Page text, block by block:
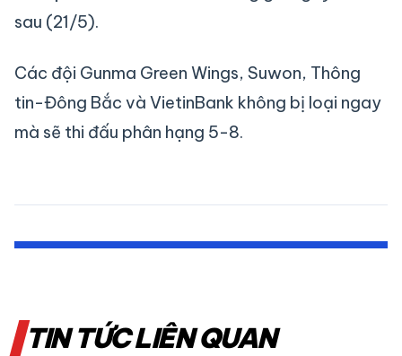
sau (21/5).
Các đội Gunma Green Wings, Suwon, Thông
tin-Đông Bắc và VietinBank không bị loại ngay
mà sẽ thi đấu phân hạng 5-8.
TIN TỨC LIÊN QUAN